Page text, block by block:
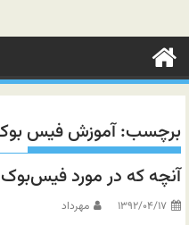
برچسب:آموزش فیس
آنچه که در مورد
۱۳۹۲/۰۴/۱۷ مهرداد